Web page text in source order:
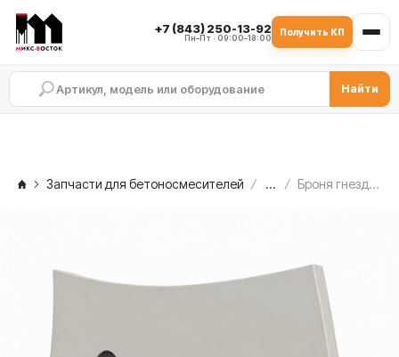
+7 (843) 250-13-92
Пн–Пт · 09:00–18:00
Получить КП
Найти
Запчасти для бетоносмесителей ... Броня гнезда боковая правая (01-225-S01/06-06 / 217-S01/15-07) MEKA MB 1.0, 1004070